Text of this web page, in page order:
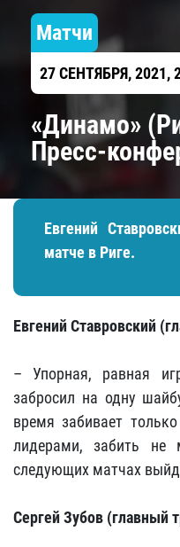
Матчи
27 СЕНТЯБРЯ, 2021,
«Динамо»
Пресс-
Евгений
матче в Риге.
Евгений Ставровский
– Упорная, равная
забросил на одну
время забивает
лидерами, забить
следующих матчах
Сергей Зубов (главный